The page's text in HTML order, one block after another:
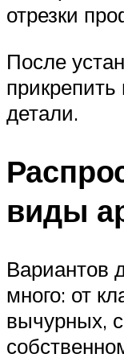
отрезки
После
детали.
виды
Вариантов
много: от
вычурных,